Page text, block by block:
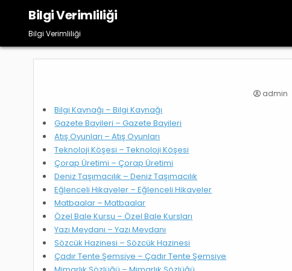
content
Bilgi Verimliliği
Bilgi Verimliliği
admin
Bilgi Kaynağı – Bilgi Kaynağı
Gazete Bayileri – Gazete Bayileri
Atış Oyunları – Atış Oyunları
Teknoloji Köşesi – Teknoloji Köşesi
Çorap Üretimi – Çorap Üretimi
Deniz Taşımacılık – Deniz Taşımacılık
Eğlenceli Hikayeler – Eğlenceli Hikayeler
Matbaalar – Matbaalar
Özel Bale Kursu – Özel Bale Kursları
Yazı Meydanı – Yazı Meydanı
Sözcük Hazinesi – Sözcük Hazinesi
Çadır Tente Şemsiye – Çadır Tente Şemsiye